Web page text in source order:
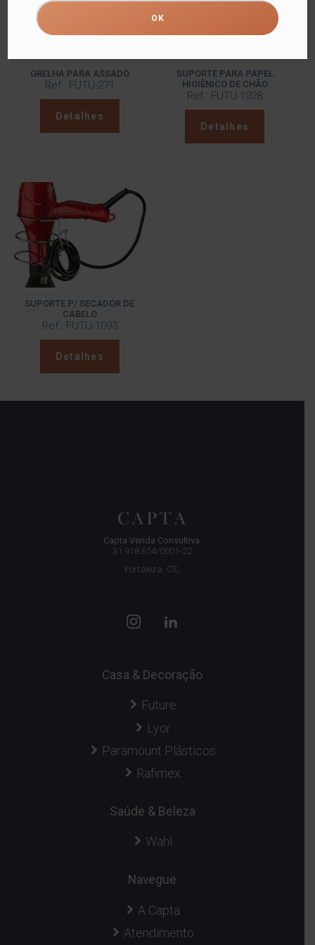
GRELHA PARA ASSADO
Ref.: FUTU-271
Detalhes
SUPORTE PARA PAPEL
HIGIÊNICO DE CHÃO
Ref.: FUTU-1028
Detalhes
SUPORTE P/ SECADOR DE
CABELO
Ref.: FUTU-1093
Detalhes
Capta Venda Consultiva.
31.918.654/0001-22
Fortaleza, CE,
Casa & Decoração
Future
Lyor
Paramount Plásticos
Rafimex
Saúde & Beleza
Wahl
Navegue
A Capta
Atendimento